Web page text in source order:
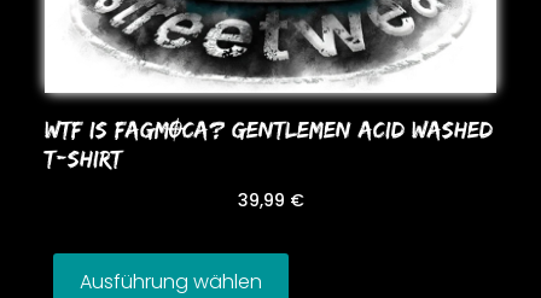
WTF IS FAGMOCA? GENTLEMEN ACID WASHED
T-SHIRT
39,99 €
Ausführung wählen